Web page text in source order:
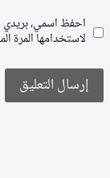
احفظ اسمي، بريدي
لاستخدامها المرة